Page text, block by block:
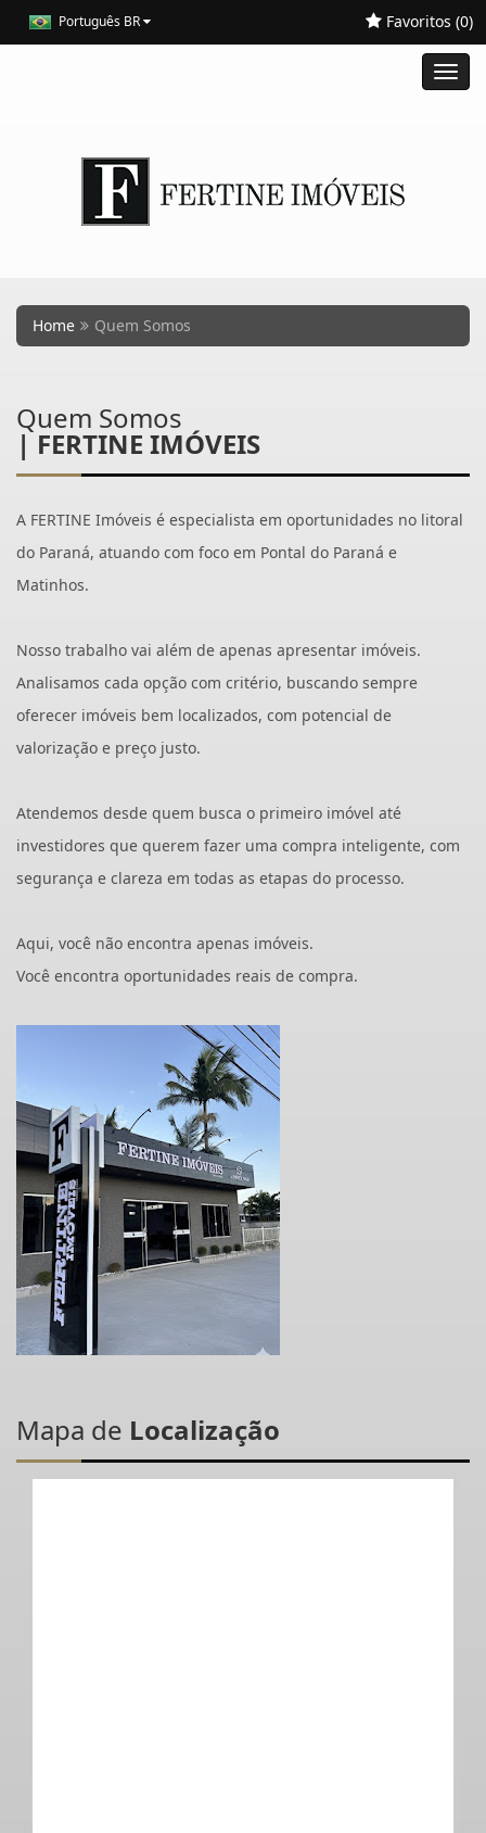
Português BR Favoritos (0)
Home Quem Somos
Quem Somos
| FERTINE IMÓVEIS
A FERTINE Imóveis é especialista em oportunidades no litoral
do Paraná, atuando com foco em Pontal do Paraná e
Matinhos.
Nosso trabalho vai além de apenas apresentar imóveis.
Analisamos cada opção com critério, buscando sempre
oferecer imóveis bem localizados, com potencial de
valorização e preço justo.
Atendemos desde quem busca o primeiro imóvel até
investidores que querem fazer uma compra inteligente, com
segurança e clareza em todas as etapas do processo.
Aqui, você não encontra apenas imóveis.
Você encontra oportunidades reais de compra.
Mapa de Localização